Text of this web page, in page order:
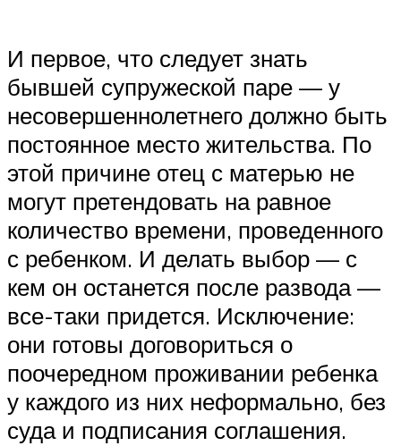
И первое, что следует знать
бывшей супружеской паре — у
несовершеннолетнего должно быть
постоянное место жительства. По
этой причине отец с матерью не
могут претендовать на равное
количество времени, проведенного
с ребенком. И делать выбор — с
кем он останется после развода —
все-таки придется. Исключение:
они готовы договориться о
поочередном проживании ребенка
у каждого из них неформально, без
суда и подписания соглашения.